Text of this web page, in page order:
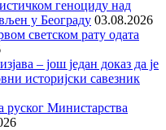
геноциду над
у Београду 03.08.2026
светском рату одата
– још један доказ да је
историјски савезник
руског Министарства